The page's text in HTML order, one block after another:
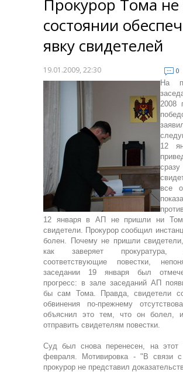
Прокурор Тома не
состоянии
явку свидетелей
19.01.2009, 22:30 0
На
2008
12
все
12 января в АП не пришли ни
свидетели. Прокурор сообщил
болен. Почему не пришли
как заверяет прокуратура,
соответствующие повестки,
заседании 19 января был
прогресс: в зале заседаний АП
бы сам Тома. Правда, свидетели
обвинения по-прежнему
объяснил это тем, что он болел,
отправить свидетелям повестки.
Суд был снова перенесен, на этот
февраля. Мотивировка - "В связи
прокурор не представил